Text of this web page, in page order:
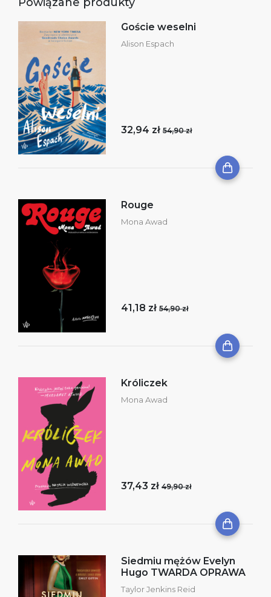
Goście weselni
Alison Espach
32,94 zł 54,90 zł
Rouge
Mona Awad
41,18 zł 54,90 zł
Króliczek
Mona Awad
37,43 zł 49,90 zł
Siedmiu mężów Evelyn
Hugo TWARDA OPRAWA
Taylor Jenkins Reid